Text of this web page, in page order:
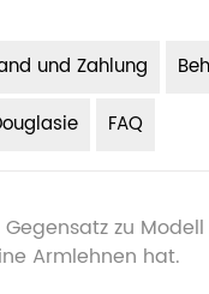
zu
Armlehnen hat.
und Zahlung
FAQ